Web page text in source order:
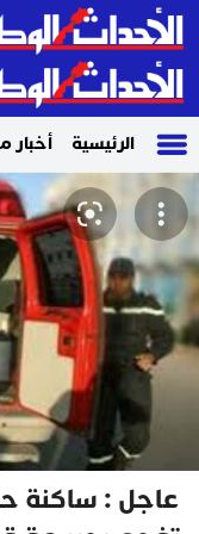
الرئيسية أخبار
عاجل : ساكنة